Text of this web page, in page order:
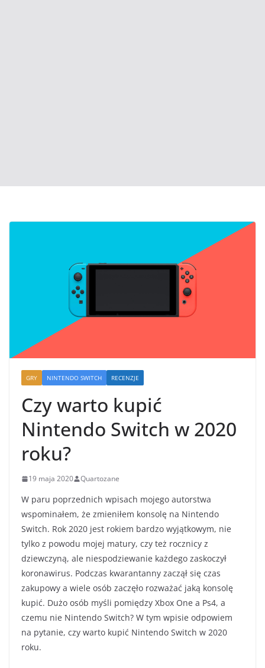
GRY NINTENDO SWITCH RECENZJE
Czy warto kupić
Nintendo Switch w 2020
roku?
19 maja 2020 Quartozane
W paru poprzednich wpisach mojego autorstwa
wspominałem, że zmieniłem konsolę na Nintendo
Switch. Rok 2020 jest rokiem bardzo wyjątkowym, nie
tylko z powodu mojej matury, czy też rocznicy z
dziewczyną, ale niespodziewanie każdego zaskoczył
koronawirus. Podczas kwarantanny zaczął się czas
zakupowy a wiele osób zaczęło rozważać jaką konsolę
kupić. Dużo osób myśli pomiędzy Xbox One a Ps4, a
czemu nie Nintendo Switch? W tym wpisie odpowiem
na pytanie, czy warto kupić Nintendo Switch w 2020
roku.